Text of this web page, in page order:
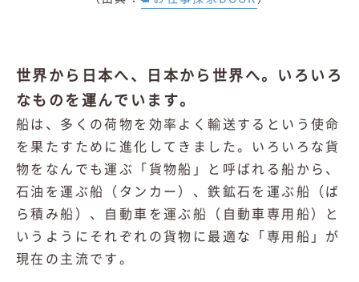
世界から日本へ、日本から世界へ。いろいろ
なものを運んでいます。
船は、多くの荷物を効率よく輸送するという使命
を果たすために進化してきました。いろいろな貨
物をなんでも運ぶ「貨物船」と呼ばれる船から、
石油を運ぶ船（タンカー）、鉄鉱石を運ぶ船（ば
ら積み船）、自動車を運ぶ船（自動車専用船）と
いうようにそれぞれの貨物に最適な「専用船」が
現在の主流です。